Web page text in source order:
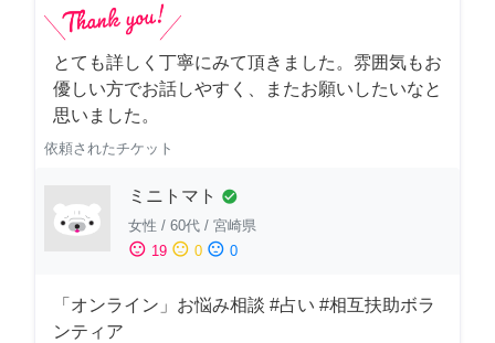
とても詳しく丁寧にみて頂きました。雰囲気もお
優しい方でお話しやすく、またお願いしたいなと
思いました。
依頼されたチケット
ミニトマト check_circle
女性 / 60代 / 宮崎県
sentiment_satisfied 19 sentiment_neutral 0 sentiment_dissatisfied 0
「オンライン」お悩み相談 #占い #相互扶助ボラ
ンティア